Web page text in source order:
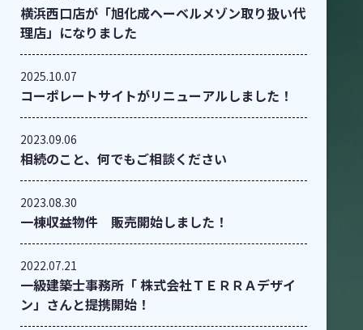
横浜西口店が「旭化成ヘーベルメゾン取り扱い代
理店」になりました
2025.10.07
コーポレートサイトがリニューアルしました！
2023.09.06
相続のこと、何でもご相談ください
2023.08.30
一棟収益物件 販売開始しました！
2022.07.21
一級建築士事務所「 株式会社ＴＥＲＲＡデザイ
ン」さんと提携開始！